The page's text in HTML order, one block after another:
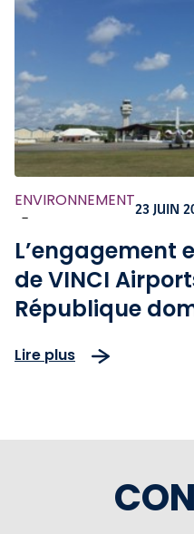
ENVIRONNEMENT
-
23 JUIN
L’engagement
de VINCI
République
Lire plus